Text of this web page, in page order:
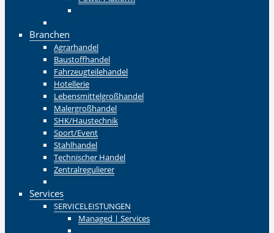
Branchen
Agrarhandel
Baustoffhandel
Fahrzeugteilehandel
Hotellerie
Lebensmittelgroßhandel
Malergroßhandel
SHK/Haustechnik
Sport/Event
Stahlhandel
Technischer Handel
Zentralregulierer
Services
SERVICELEISTUNGEN
Managed | Services